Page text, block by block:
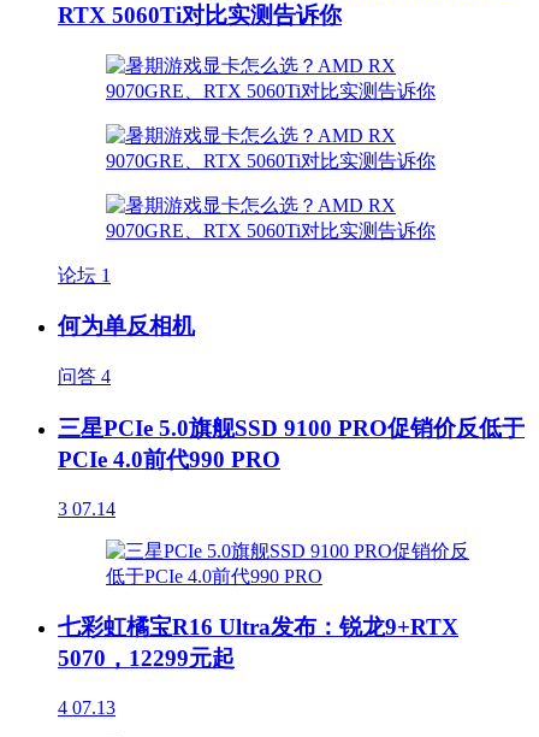
RTX 5060Ti对比实测告诉你
论坛 1
何为单反相机
问答 4
三星PCIe 5.0旗舰SSD 9100 PRO促销价反低于
PCIe 4.0前代990 PRO
3 07.14
七彩虹橘宝R16 Ultra发布：锐龙9+RTX
5070，12299元起
4 07.13